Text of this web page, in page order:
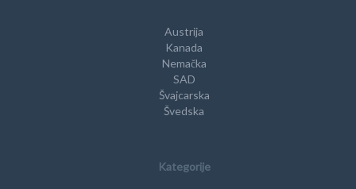
Austrija
Kanada
Nemačka
SAD
Švajcarska
Švedska
Kategorije